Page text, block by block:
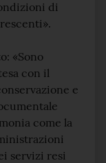
di
«Sono
con il
e
come la
servizi resi